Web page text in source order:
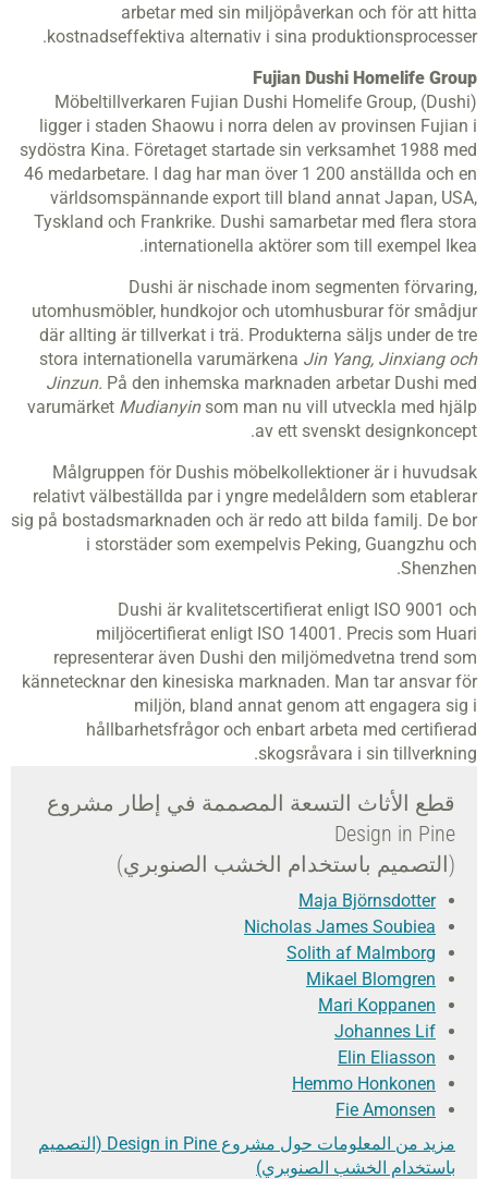
arbetar med sin miljöpåverkan och för att hitta
kostnadseffektiva alternativ i sina produktionsprocesser.
Fujian Dushi Homelife Group
Möbeltillverkaren Fujian Dushi Homelife Group, (Dushi)
ligger i staden Shaowu i norra delen av provinsen Fujian i
sydöstra Kina. Företaget startade sin verksamhet 1988 med
46 medarbetare. I dag har man över 1 200 anställda och en
världsomspännande export till bland annat Japan, USA,
Tyskland och Frankrike. Dushi samarbetar med flera stora
internationella aktörer som till exempel Ikea.
Dushi är nischade inom segmenten förvaring,
utomhusmöbler, hundkojor och utomhusburar för smådjur
där allting är tillverkat i trä. Produkterna säljs under de tre
stora internationella varumärkena Jin Yang, Jinxiang och
Jinzun. På den inhemska marknaden arbetar Dushi med
varumärket Mudianyinsom man nu vill utveckla med hjälp
av ett svenskt designkoncept.
Målgruppen för Dushis möbelkollektioner är i huvudsak
relativt välbeställda par i yngre medelåldern som etablerar
sig på bostadsmarknaden och är redo att bilda familj. De bor
i storstäder som exempelvis Peking, Guangzhu och
Shenzhen.
Dushi är kvalitetscertifierat enligt ISO 9001 och
miljöcertifierat enligt ISO 14001. Precis som Huari
representerar även Dushi den miljömedvetna trend som
kännetecknar den kinesiska marknaden. Man tar ansvar för
miljön, bland annat genom att engagera sig i
hållbarhetsfrågor och enbart arbeta med certifierad
skogsråvara i sin tillverkning.
قطع الأثاث التسعة المصممة في إطار مشروع
Design in Pine
(التصميم باستخدام الخشب الصنوبري)
Maja Björnsdotter
Nicholas James Soubiea
Solith af Malmborg
Mikael Blomgren
Mari Koppanen
Johannes Lif
Elin Eliasson
Hemmo Honkonen
Fie Amonsen
مزيد من المعلومات حول مشروع Design in Pine (التصميم
باستخدام الخشب الصنوبري)